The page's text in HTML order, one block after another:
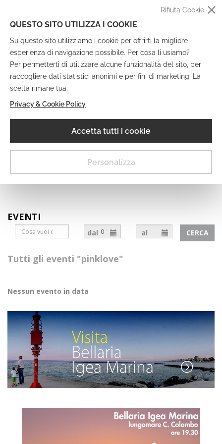
QUESTO SITO UTILIZZA I COOKIE
Su questo sito utilizziamo i cookie per offrirti la migliore
esperienza di navigazione possibile. Per cosa li usiamo?
Per permetterti di utilizzare alcune funzionalità del sito, per
raccogliere dati statistici anonimi e per fini di marketing. La
scelta rimane tua.
Privacy & Cookie Policy
Accetta tutti i cookie
Personalizza
Rifiuta Cookie
Necessari
I cookie necessari contribuiscono a rendere fruibile il sito
abilitando le funzioni di base come la navigazione della
pagina, l'accesso alle aree protette e a raccogliere dati sul
percorso di navigazione.
Il sito non può funzionare correttamente senza questi
MENU
EVENTI
dal al CERCA
Tutti gli eventi "pinklove"
Nessun evento in data